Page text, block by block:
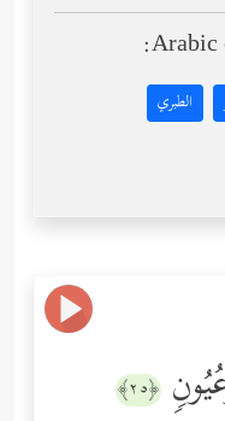
Arabic
الطبري
﴿٢٥﴾